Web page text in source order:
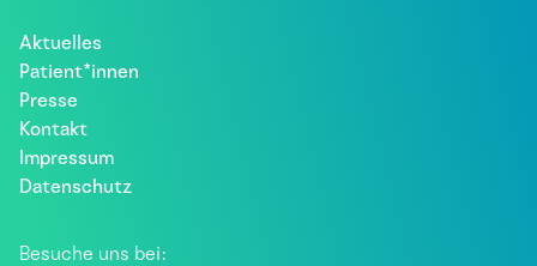
Aktuelles
Patient*innen
Presse
Kontakt
Impressum
Datenschutz
Besuche uns bei: